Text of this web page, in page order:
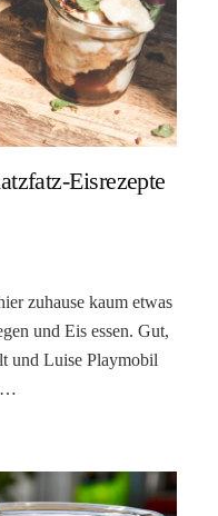
Eisrezepte
zuhause kaum etwas
und Eis essen. Gut,
und Luise Playmobil
…